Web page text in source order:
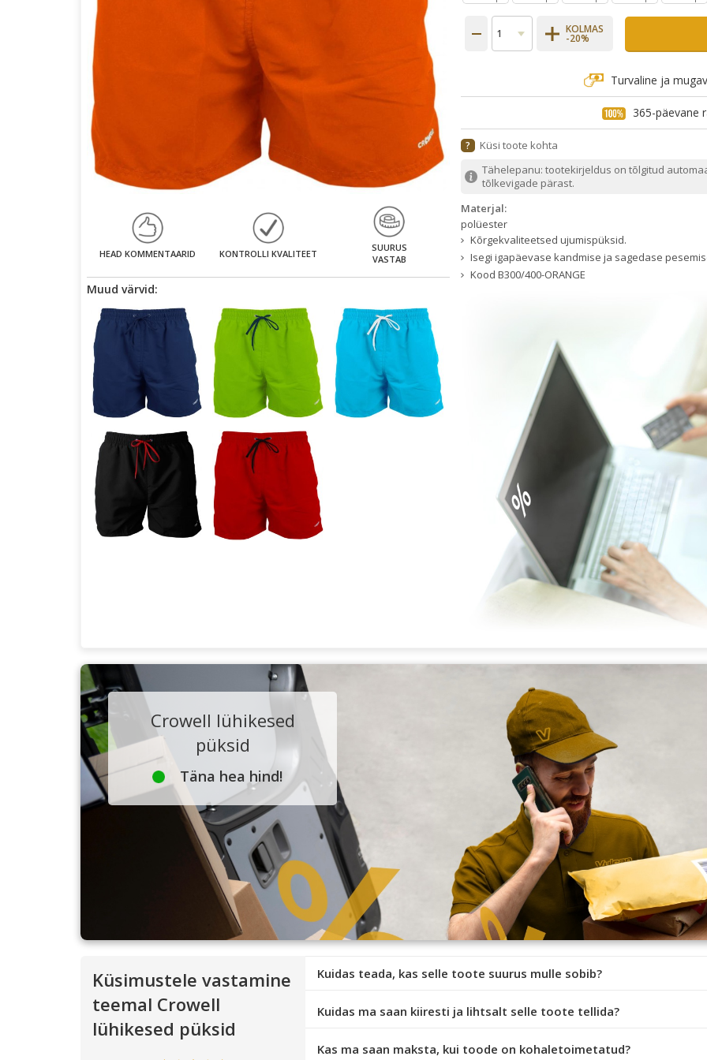
HEAD KOMMENTAARID KONTROLLI KVALITEET
SUURUS
VASTAB
Muud värvid:
KOLMAS
-20%
Turvaline ja
365-päevane
?
Küsi toote kohta
Tähelepanu: tootekirjeldus on tõlgitud
tõlkevigade pärast.
Materjal:
polüester
Kõrgekvaliteetsed ujumispüksid.
Isegi igapäevase kandmise ja sagedase
KoodB300/400-ORANGE
Crowell lühikesed
püksid
Täna hea hind!
Küsimustele vastamine
teemal Crowell
lühikesed püksid
Kuidas teada, kas selle toote suurus mulle sobib?
Kuidas ma saan kiiresti ja lihtsalt selle toote tellida?
Kas ma saan maksta, kui toode on kohaletoimetatud?